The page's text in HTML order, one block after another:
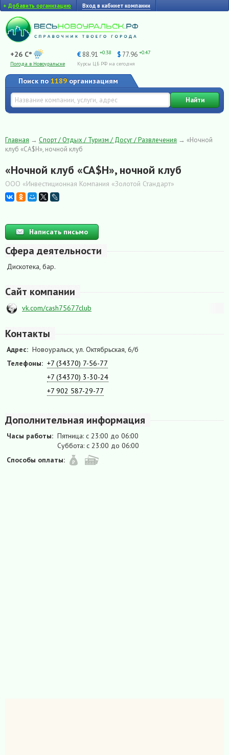
+ Добавить организацию Вход в кабинет компании
+26 C°
Погода в Новоуральске
€ 88.91 +0.38 $ 77.96 +0.47
Курсы ЦБ РФ на сегодня
Поиск по 1189 организациям
Найти
Главная → Спорт / Отдых / Туризм / Досуг / Развлечения → «Ночной
клуб «CA$H», ночной клуб
«Ночной клуб «CA$H», ночной клуб
ООО «Инвестиционная Компания «Золотой Стандарт»
Написать письмо
Сфера деятельности
Дискотека, бар.
Сайт компании
vk.com/cash75677club
Контакты
Адрес: Новоуральск, ул. Октябрьская, 6/б
Телефоны: +7 (34370) 7-56-77
+7 (34370) 3-30-24
+7 902 587-29-77
Дополнительная информация
Часы работы: Пятница: с 23:00 до 06:00
Суббота: с 23:00 до 06:00
Способы оплаты: